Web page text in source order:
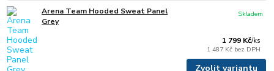
Arena Team Hooded Sweat Panel
Grey
1 799 Kč/ks
1 487 Kč bez DPH
Skladem
Zvolit variantu